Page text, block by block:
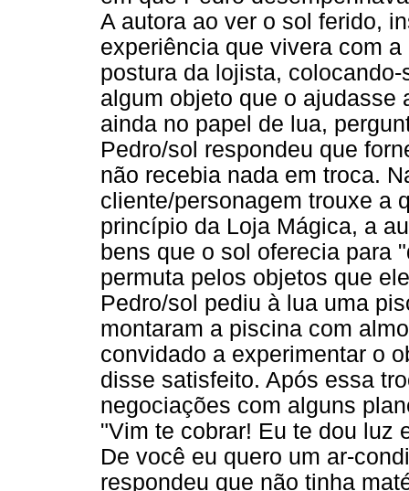
A autora ao ver o sol ferido,
experiência que vivera com
postura da lojista,
algum objeto que o ajudasse
ainda no papel de lua,
Pedro/sol respondeu que
não recebia nada em troca.
cliente/personagem trouxe a
princípio da Loja Mágica, a
bens que o sol oferecia para
permuta pelos objetos que
Pedro/sol pediu à lua uma
montaram a piscina com
convidado a experimentar o
disse satisfeito. Após essa
negociações com alguns
"Vim te cobrar! Eu te dou luz
De você eu quero um ar-
respondeu que não tinha